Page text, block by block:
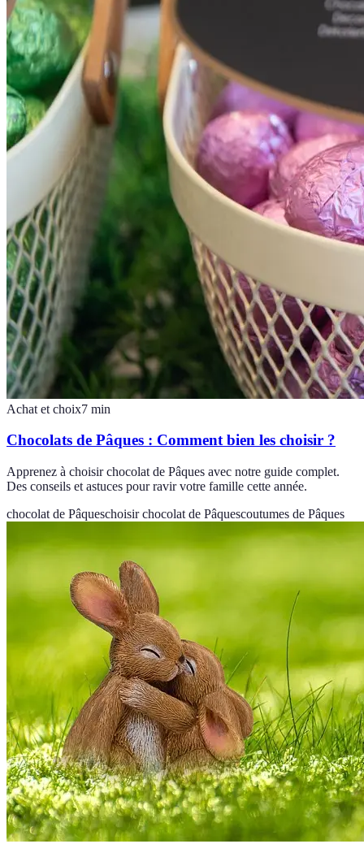
Achat et choix7 min
Chocolats de Pâques : Comment bien les choisir ?
Apprenez à choisir chocolat de Pâques avec notre guide complet.
Des conseils et astuces pour ravir votre famille cette année.
chocolat de Pâqueschoisir chocolat de Pâquescoutumes de Pâques